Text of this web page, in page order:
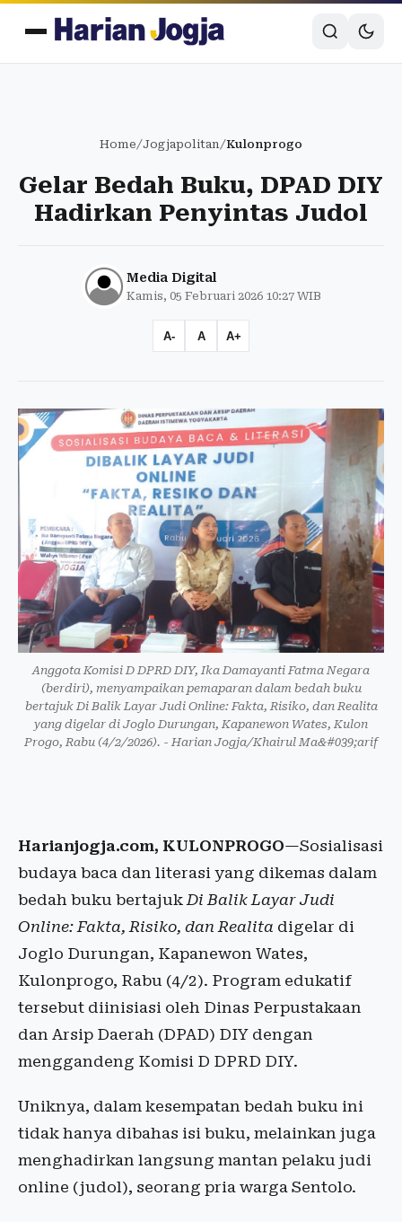
Home/Jogjapolitan/Kulonprogo
Gelar Bedah Buku, DPAD DIY
Hadirkan Penyintas Judol
Media Digital
Kamis, 05 Februari 2026 10:27 WIB
A- A A+
Anggota Komisi D DPRD DIY, Ika Damayanti Fatma Negara
(berdiri), menyampaikan pemaparan dalam bedah buku
bertajuk Di Balik Layar Judi Online: Fakta, Risiko, dan Realita
yang digelar di Joglo Durungan, Kapanewon Wates, Kulon
Progo, Rabu (4/2/2026). - Harian Jogja/Khairul Ma&#039;arif
Harianjogja.com, KULONPROGO—Sosialisasi
budaya baca dan literasi yang dikemas dalam
bedah buku bertajukDi Balik Layar Judi
Online: Fakta, Risiko, dan Realita digelar di
Joglo Durungan, Kapanewon Wates,
Kulonprogo, Rabu (4/2). Program edukatif
tersebut diinisiasi oleh Dinas Perpustakaan
dan Arsip Daerah (DPAD) DIY dengan
menggandeng Komisi D DPRD DIY.
Uniknya, dalam kesempatan bedah buku ini
tidak hanya dibahas isi buku, melainkan juga
menghadirkan langsung mantan pelaku judi
online (judol), seorang pria warga Sentolo.